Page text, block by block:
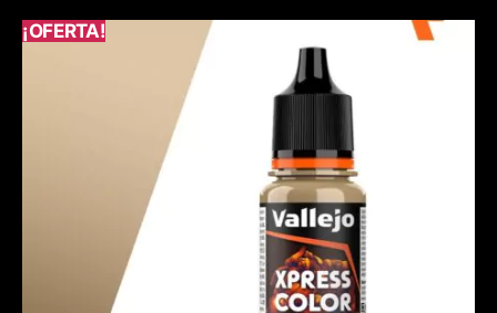
¡OFERTA!